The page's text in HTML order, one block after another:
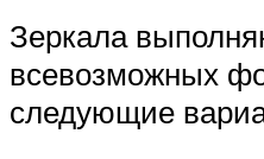
Зеркала
всевозможных
следующие